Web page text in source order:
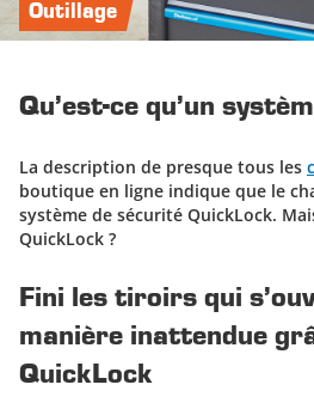
Outillage
Qu’est-ce qu’un
La description de presque tous les
boutique en ligne indique que le
système de sécurité QuickLock.
QuickLock ?
Fini les tiroirs qui
manière inattendue
QuickLock